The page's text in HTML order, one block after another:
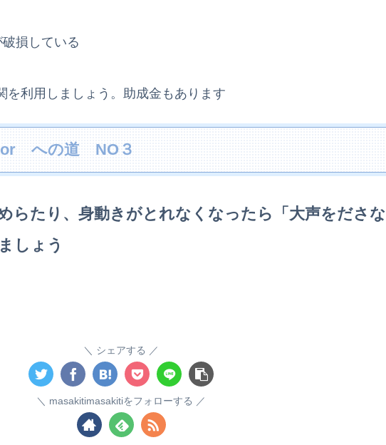
損している
を利用しましょう。助成金もあります
への道 NO３
らたり、身動きがとれなくなったら
「大声をださな
しょう
シェアする
masakitimasakitiをフォローする